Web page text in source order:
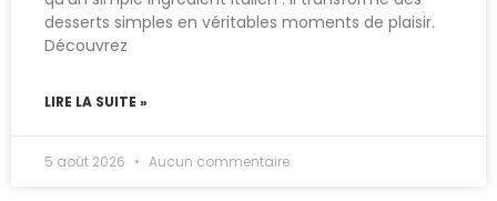
desserts simples en véritables moments de plaisir.
Découvrez
LIRE LA SUITE »
5 août 2026 Aucun commentaire